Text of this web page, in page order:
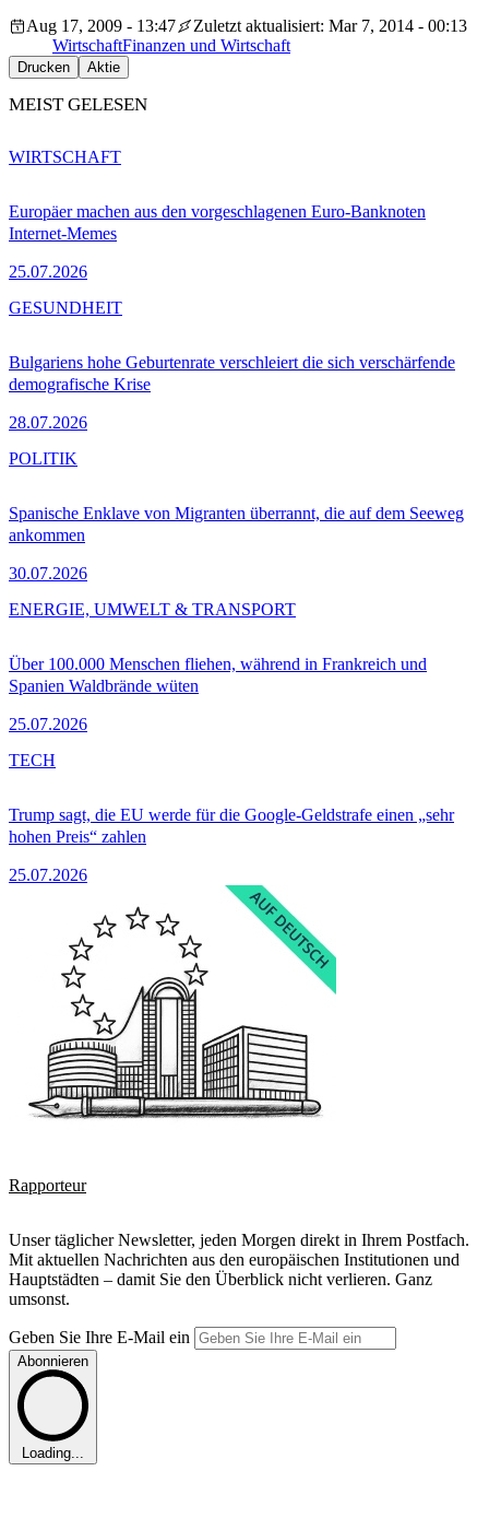
Aug 17, 2009 - 13:47
Zuletzt aktualisiert: Mar 7, 2014 - 00:13
WirtschaftFinanzen und Wirtschaft
Drucken Aktie
MEIST GELESEN
Europäer machen aus den vorgeschlagenen Euro-Banknoten
Internet-Memes
25.07.2026
WIRTSCHAFT
Bulgariens hohe Geburtenrate verschleiert die sich verschärfende
demografische Krise
28.07.2026
GESUNDHEIT
Spanische Enklave von Migranten überrannt, die auf dem Seeweg
ankommen
30.07.2026
POLITIK
Über 100.000 Menschen fliehen, während in Frankreich und
Spanien Waldbrände wüten
25.07.2026
ENERGIE, UMWELT & TRANSPORT
Trump sagt, die EU werde für die Google-Geldstrafe einen „sehr
hohen Preis“ zahlen
25.07.2026
TECH
Rapporteur
Unser täglicher Newsletter, jeden Morgen direkt in Ihrem Postfach.
Mit aktuellen Nachrichten aus den europäischen Institutionen und
Hauptstädten – damit Sie den Überblick nicht verlieren. Ganz
umsonst.
Geben Sie Ihre E-Mail ein
Abonnieren
Loading...